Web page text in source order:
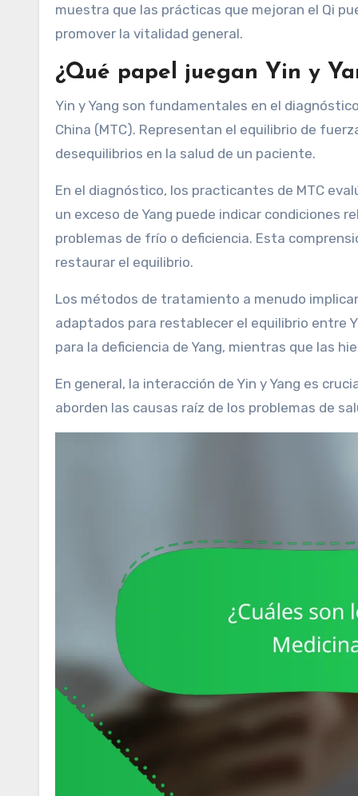
muestra que las prácticas que mejoran el Qi
promover la vitalidad general.
¿Qué papel juegan Yin y
Yin y Yang son fundamentales en el
China (MTC). Representan el equilibrio de
desequilibrios en la salud de un paciente.
En el diagnóstico, los practicantes de MTC
un exceso de Yang puede indicar condiciones
problemas de frío o deficiencia. Esta
restaurar el equilibrio.
Los métodos de tratamiento a menudo
adaptados para restablecer el equilibrio entre
para la deficiencia de Yang, mientras que las
En general, la interacción de Yin y Yang es
aborden las causas raíz de los problemas de